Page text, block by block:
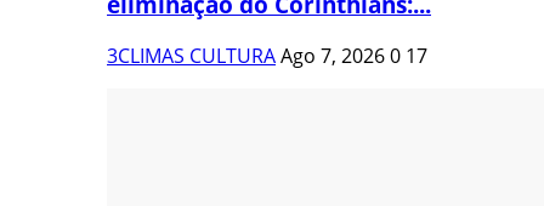
3CLIMAS CULTURAAgo 7, 20260 17